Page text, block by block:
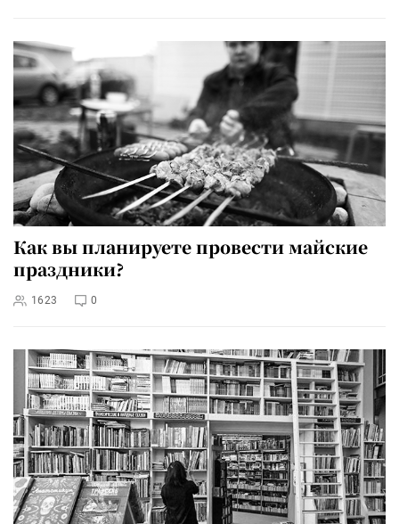
Как вы планируете провести майские
праздники?
1623 0